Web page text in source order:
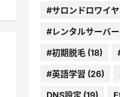
#サロンドロワイ
#レンタルサーバー
#初期脱毛(18)
#英語学習 (26)
DNS設定 (19)